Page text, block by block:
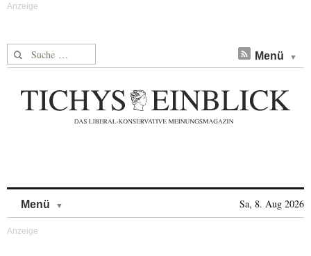
Suche nach: Menü
Menü Sa, 8. Aug 2026